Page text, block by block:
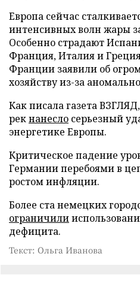
Европа сейчас
интенсивных волн жары
Особенно страдают
Франция, Италия и
Франции заявили об
хозяйству из-за
Как писала газета
рекнанесло серьезный
энергетике Европы.
Критическое падение
Германии перебоями в
ростом инфляции.
Более ста немецких
ограничили
дефицита.
Текст: Ольга Иванова